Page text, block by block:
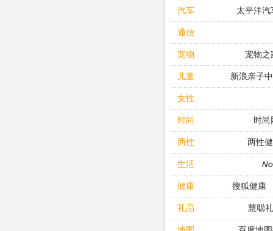
汽车 太平洋汽
通信
宠物 宠物之
儿童 新浪亲子
女性
时尚 时尚
两性 两性
生活
健康 搜狐健康
礼品 慧聪